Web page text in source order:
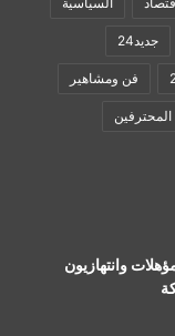
جديد24
فن ومشاهير
وانتهازيون